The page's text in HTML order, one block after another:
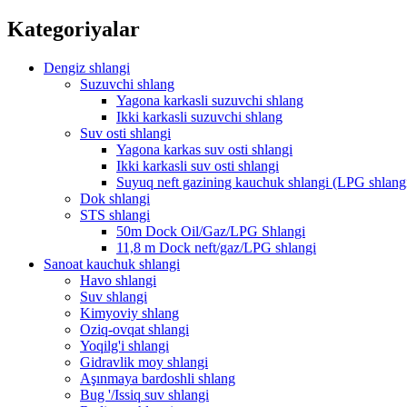
Kategoriyalar
Dengiz shlangi
Suzuvchi shlang
Yagona karkasli suzuvchi shlang
Ikki karkasli suzuvchi shlang
Suv osti shlangi
Yagona karkas suv osti shlangi
Ikki karkasli suv osti shlangi
Suyuq neft gazining kauchuk shlangi (LPG
Dok shlangi
STS shlangi
50m Dock Oil/Gaz/LPG Shlangi
11,8 m Dock neft/gaz/LPG shlangi
Sanoat kauchuk shlangi
Havo shlangi
Suv shlangi
Kimyoviy shlang
Oziq-ovqat shlangi
Yoqilg'i shlangi
Gidravlik moy shlangi
Aşınmaya bardoshli shlang
Bug '/Issiq suv shlangi